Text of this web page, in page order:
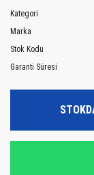
Kategori
Marka
Stok Kodu
Garanti Süresi